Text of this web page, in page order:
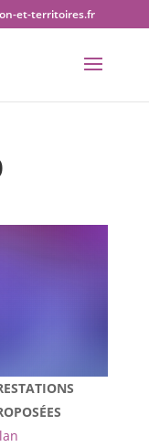
et-territoires.fr
et